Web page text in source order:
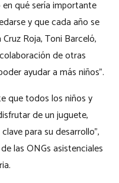
qué sería importante
y que cada año se
Roja, Toni Barceló,
de otras
ayudar a más niños”.
que todos los niños y
de un juguete,
para su desarrollo”,
las ONGs asistenciales